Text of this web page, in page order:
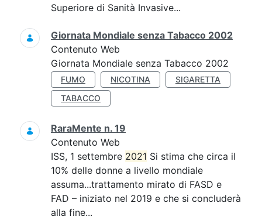
Superiore di Sanità Invasive...
Giornata Mondiale senza Tabacco 2002
Contenuto Web
Giornata Mondiale senza Tabacco 2002
FUMO NICOTINA
SIGARETTA
TABACCO
RaraMente n. 19
Contenuto Web
ISS, 1 settembre 2021 Si stima che circa il
10% delle donne a livello mondiale
assuma...trattamento mirato di FASD e
FAD – iniziato nel 2019 e che si concluderà
alla fine...